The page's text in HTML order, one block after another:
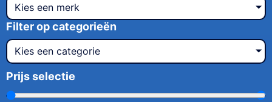
Kies een merk
Filter op categorieën
Kies een categorie
Prijs selectie